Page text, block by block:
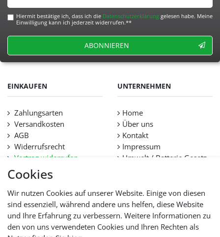
Cookies
Wir nutzen Cookies auf unserer Website. Einige von diesen
sind essenziell, während andere uns helfen, diese Website
und Ihre Erfahrung zu verbessern. Weitere Informationen zu
den von uns verwendeten Cookies und Ihren Rechten als
Hiermit bestätige ich, dass ich die Daten­schutz­erklärunggelesen habe. Meine
Einwilligung kann ich jederzeit widerrufen.**
ABONNIEREN
EINKAUFEN
Zahlungsarten
Versandkosten
AGB
Widerrufsrecht
Vertrag widerrufen
Datenschutz
Hilfe
Lieferfristen und
Lieferbeschränkung
UNTERNEHMEN
Home
Über uns
Kontakt
Impressum
Umwelt / Batterie Gesetz
WIR AKZEPTIEREN